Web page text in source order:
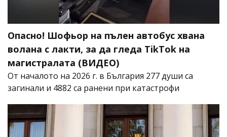
Опасно! Шофьор на пълен автобус хвана
волана с лакти, за да гледа TikTok на
магистралата (ВИДЕО)
От началото на 2026 г. в България 277 души са
загинали и 4882 са ранени при катастрофи